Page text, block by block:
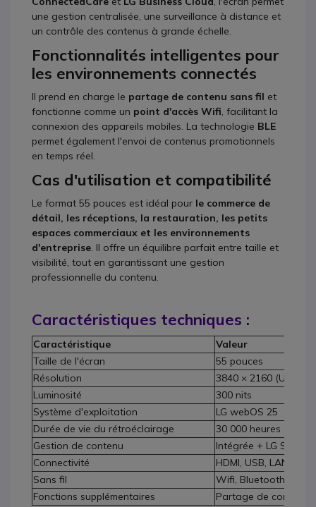
une gestion centralisée, une surveillance à distance et
un contrôle des contenus à grande échelle.
Fonctionnalités intelligentes pour
les environnements connectés
Il prend en charge le partage de contenu sans fil et
fonctionne comme un point d'accès Wifi , facilitant la
connexion des appareils mobiles. La technologie BLE
permet également l'envoi de contenus promotionnels
en temps réel.
Cas d'utilisation et compatibilité
Le format 55 pouces est idéal pour le commerce de
détail, les réceptions, la restauration, les petits
espaces commerciaux et les environnements
d'entreprise . Il offre un équilibre parfait entre taille et
visibilité, tout en garantissant une gestion
professionnelle du contenu.
Caractéristiques techniques :
Caractéristique
Valeur
Taille de l'écran
55 pouces
Résolution
3840 × 2160 (UHD)
Luminosité
300 nits
Système d'exploitation
LG webOS 25
Durée de vie du rétroéclairage
30 000 heures (16/7)
Gestion de contenu
Intégrée + LG
Connectivité
HDMI, USB, LAN, RS-
Sans fil
Wifi, Bluetooth (BLE)
Fonctions supplémentaires
Partage de contenu,